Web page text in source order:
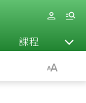
課程 退休